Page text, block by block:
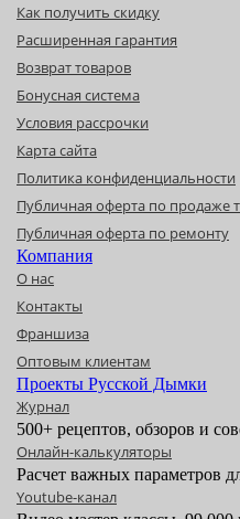
Как получить скидку
Расширенная гарантия
Возврат товаров
Бонусная система
Условия рассрочки
Карта сайта
Политика конфиденциальности
Публичная оферта по продаже
Публичная оферта по ремонту
Компания
О нас
Контакты
Франшиза
Оптовым клиентам
Проекты Русской Дымки
Журнал
500+ рецептов, обзоров и
Онлайн-калькуляторы
Расчет важных параметров
Youtube-канал